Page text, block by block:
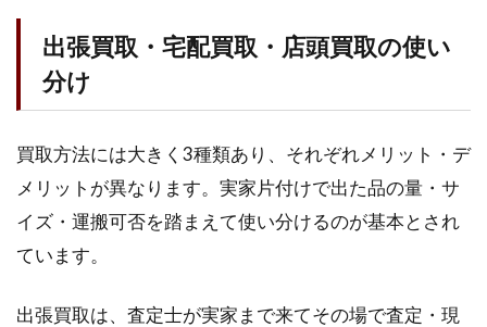
出張買取・宅配買取・店頭買取の使い
分け
買取方法には大きく3種類あり、それぞれメリット・デ
メリットが異なります。実家片付けで出た品の量・サ
イズ・運搬可否を踏まえて使い分けるのが基本とされ
ています。
出張買取は、査定士が実家まで来てその場で査定・現